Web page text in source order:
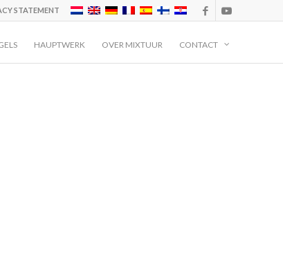
STATEMENT
HAUPTWERK OVER MIXTUUR CONTACT